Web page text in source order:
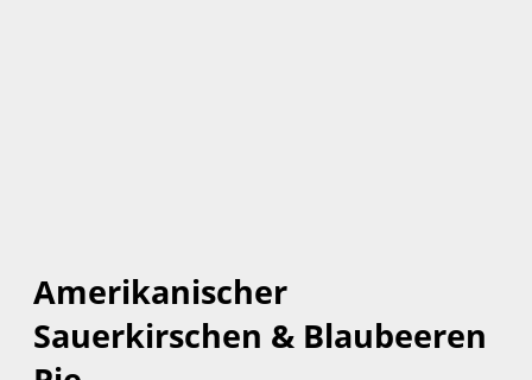
Amerikanischer
Sauerkirschen & Blaubeeren